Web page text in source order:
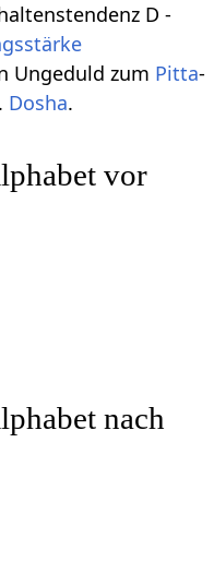
D -
Ungeduld zum Pitta-
Dosha.
vor
nach